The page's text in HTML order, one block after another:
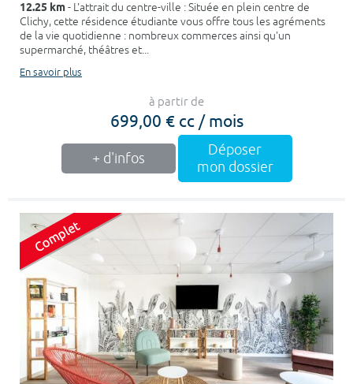
12.25 km- L'attrait du centre-ville : Située en plein centre de
Clichy, cette résidence étudiante vous offre tous les agréments
de la vie quotidienne : nombreux commerces ainsi qu'un
supermarché, théâtres et...
En savoir plus
à partir de
699,00 € cc / mois
+ d'infos
Déposer
mon dossier